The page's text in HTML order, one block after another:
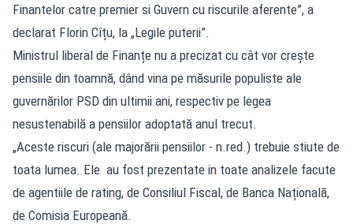
Finantelor catre premier si Guvern cu riscurile aferente”, a
declarat Florin Cîțu, la „Legile puterii”.
Ministrul liberal de Finanțe nu a precizat cu cât vor crește
pensiile din toamnă, dând vina pe măsurile populiste ale
guvernărilor PSD din ultimii ani, respectiv pe legea
nesustenabilă a pensiilor adoptată anul trecut.
„Aceste riscuri (ale majorării pensiilor - n.red.) trebuie stiute de
toata lumea. Ele au fost prezentate in toate analizele facute
de agentiile de rating, de Consiliul Fiscal, de Banca Națională,
de Comisia Europeană.